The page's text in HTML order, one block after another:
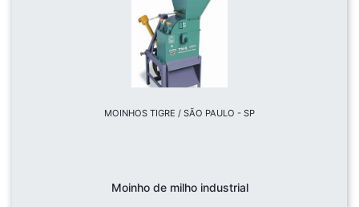
MOINHOS TIGRE / SÃO PAULO - SP
Moinho de milho industrial